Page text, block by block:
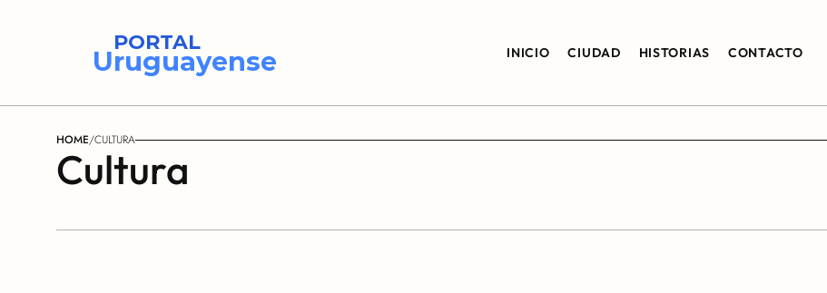
PORTAL
Uruguayense INICIO CIUDAD HISTORIAS CONTACTO
HOME/CULTURA
Cultura